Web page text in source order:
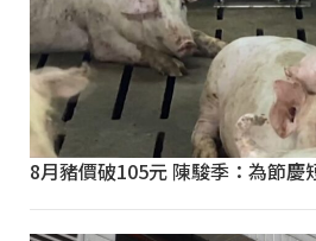
8月豬價破105元 陳駿季：為節慶